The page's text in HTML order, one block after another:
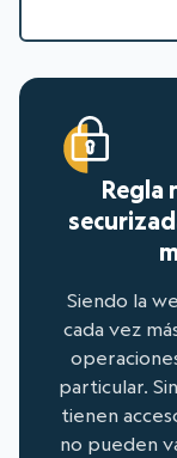
Regla
Siendo la
cada vez
particular.
tienen
no pueden